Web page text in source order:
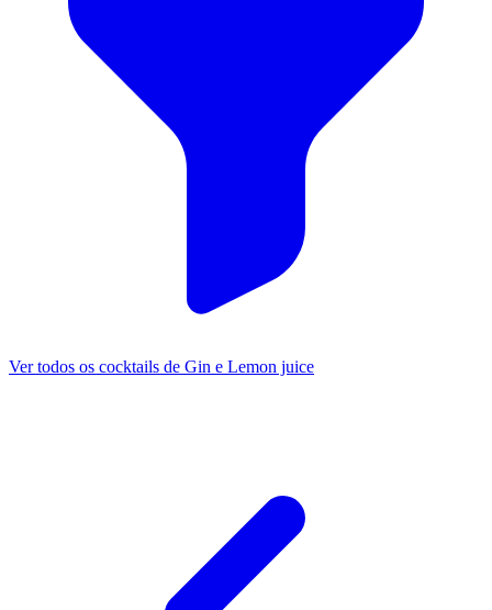
Ver todos os cocktails de Gin e Lemon juice